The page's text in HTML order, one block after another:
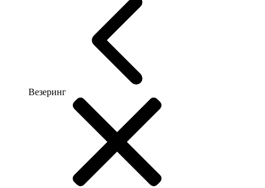
Везеринг